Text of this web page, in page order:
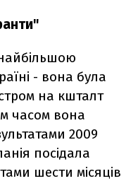
- вона була
на кшталт
часом вона
2009
посідала
шести місяців